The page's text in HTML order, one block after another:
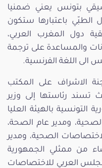
بتونس يعني ضمنيا
الطبّي باعتبارها ستكون
دول المغرب العربي،
والمساعدة على ترجمة
الى اللغة الفرنسية.
الاشراف على المكتب
تسند رئاستها إلى وزير
بالهيئة العليا
ومدير عام الصحة،
الصحية، ومدير
من ممثلي الجمهورية
العربي للاختصاصات